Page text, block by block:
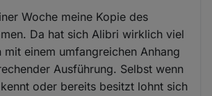
Woche meine Kopie des
Da hat sich Alibri wirklich viel
mit einem umfangreichen Anhang
Ausführung. Selbst wenn
oder bereits besitzt lohnt sich